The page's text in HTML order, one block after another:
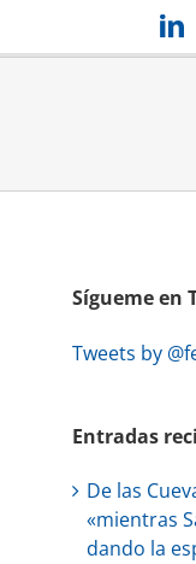
Sígueme en
Tweets by
Entradas
De las
«mientras
dando la